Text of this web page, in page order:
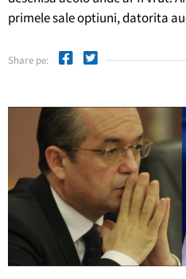
primele sale optiuni, datorita
Share pe: